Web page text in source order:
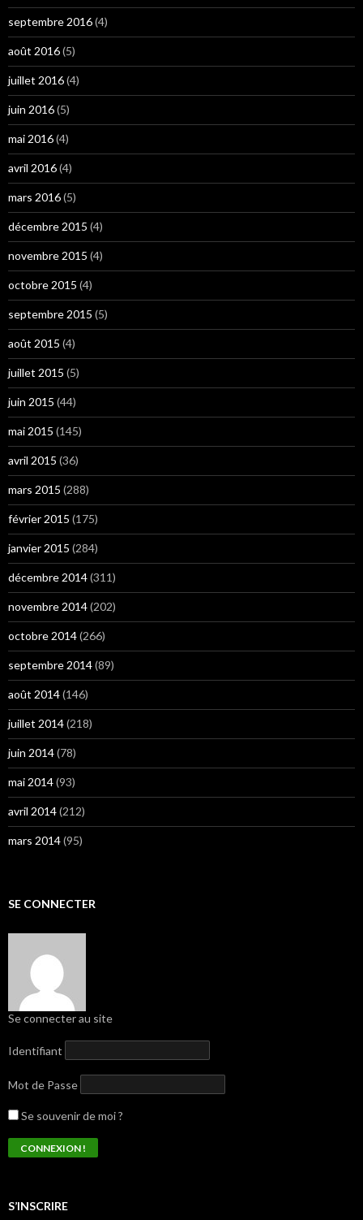
septembre 2016(4)
août 2016(5)
juillet 2016(4)
juin 2016(5)
mai 2016(4)
avril 2016(4)
mars 2016(5)
décembre 2015 (4)
novembre 2015 (4)
octobre 2015 (4)
septembre 2015 (5)
août 2015 (4)
juillet 2015 (5)
juin 2015 (44)
mai 2015 (145)
avril 2015 (36)
mars 2015 (288)
février 2015 (175)
janvier 2015 (284)
décembre 2014(311)
novembre 2014(202)
octobre 2014(266)
septembre 2014(89)
août 2014(146)
juillet 2014(218)
juin 2014(78)
mai 2014(93)
avril 2014(212)
mars 2014(95)
SE CONNECTER
Se connecter au site
Identifiant
Mot de Passe
Se souvenir de moi ?
S’INSCRIRE